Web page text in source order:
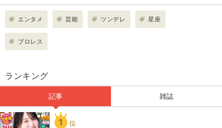
エンタメ 芸能 ツンデレ 星座
プロレス
ランキング
記事 雑誌
1 位